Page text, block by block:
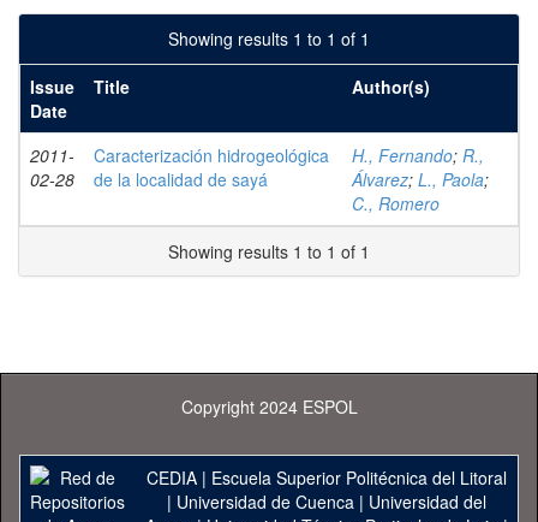
Showing results 1 to 1 of 1
Issue
Date
Title Author(s)
2011-
02-28
Caracterización hidrogeológica
de la localidad de sayá
H., Fernando; R.,
Álvarez; L., Paola;
C., Romero
Showing results 1 to 1 of 1
Copyright 2024 ESPOL
CEDIA| Escuela Superior Politécnica del Litoral
| Universidad de Cuenca| Universidad del